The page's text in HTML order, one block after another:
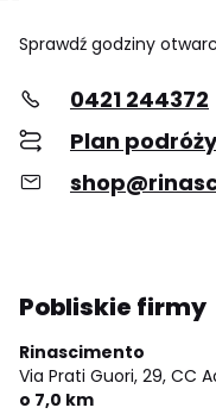
Sprawdź godziny
0421 244372
Plan podróży
Pobliskie firmy
Rinascimento
Via Prati Guori, 29, CC
o 7,0 km